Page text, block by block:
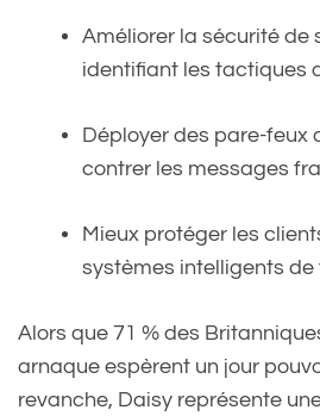
Améliorer la sécurité de
identifiant les tactiques
Déployer des pare-feux
contrer les messages
Mieux protéger les
systèmes intelligents de
Alors que 71 % des
arnaque espèrent un jour
revanche, Daisy représente